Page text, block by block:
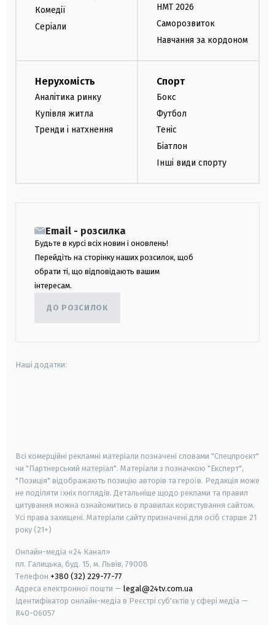
Комедії
Серіали
НМТ 2026
Саморозвиток
Навчання за кордоном
Нерухомість
Аналітика ринку
Купівля житла
Тренди і натхнення
Спорт
Бокс
Футбол
Теніс
Біатлон
Інші види спорту
Email - розсилка
Будьте в курсі всіх новин і оновлень!
Перейдіть на сторінку наших розсилок, щоб
обрати ті, що відповідають вашим
інтересам.
ДО РОЗСИЛОК
Наші додатки:
Всі комерційні рекламні матеріали позначені словами "Спецпроєкт"
чи "Партнерський матеріал". Матеріали з позначкою "Експерт",
"Позиція" відображають позицію авторів та героїв. Редакція може
не поділяти їхніх поглядів. Детальніше щодо реклами та правил
цитування можна ознайомитись в правилах користування сайтом.
Усі права захищені. Матеріали сайту призначені для осіб старше 21
року (21+)
Онлайн-медіа «24 Канал»
пл. Галицька, буд. 15, м. Львів, 79008
Телефон +380 (32) 229-77-77
Адреса електронної пошти — legal@24tv.com.ua
Ідентифікатор онлайн-медіа в Реєстрі суб'єктів у сфері медіа —
R40-06057